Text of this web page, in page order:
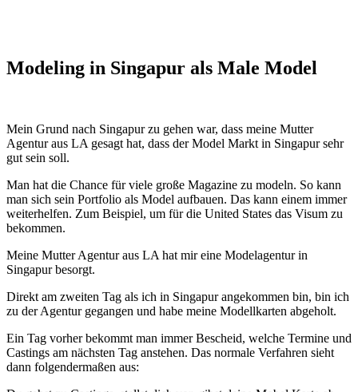
Modeling in Singapur als Male Model
Mein Grund nach Singapur zu gehen war, dass meine Mutter
Agentur aus LA gesagt hat, dass der Model Markt in Singapur sehr
gut sein soll.
Man hat die Chance für viele große Magazine zu modeln. So kann
man sich sein Portfolio als Model aufbauen. Das kann einem immer
weiterhelfen. Zum Beispiel, um für die United States das Visum zu
bekommen.
Meine Mutter Agentur aus LA hat mir eine Modelagentur in
Singapur besorgt.
Direkt am zweiten Tag als ich in Singapur angekommen bin, bin ich
zu der Agentur gegangen und habe meine Modellkarten abgeholt.
Ein Tag vorher bekommt man immer Bescheid, welche Termine und
Castings am nächsten Tag anstehen. Das normale Verfahren sieht
dann folgendermaßen aus: